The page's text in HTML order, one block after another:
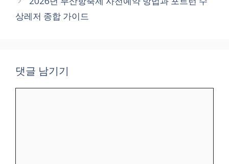
리
상레저 종합 가이드
댓글 남기기